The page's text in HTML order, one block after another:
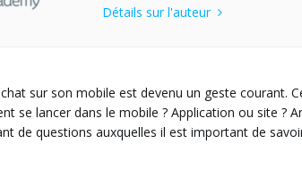
Détails sur l'auteur
sur son mobile est devenu un geste courant.
se lancer dans le mobile ? Application ou site ?
de questions auxquelles il est important de